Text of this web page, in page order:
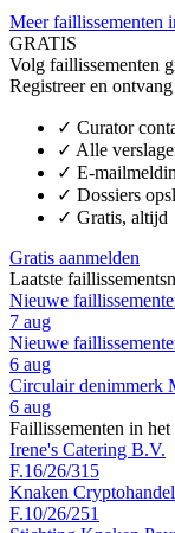
Meer faillissementen
GRATIS
Volg faillissementen
Registreer en
✓ Curator
✓ Alle
✓ E-
✓ Dossiers
✓ Gratis, altijd
Gratis aanmelden
Laatste
Nieuwe
7 aug
Nieuwe
6 aug
Circulair denimmerk
6 aug
Faillissementen in
Irene's Catering B.V.
F.16/26/315
Knaken
F.10/26/251